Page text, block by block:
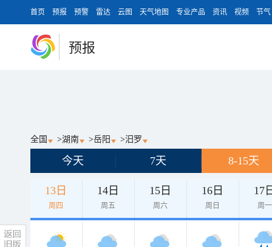
首页 预报 预警 雷达 云图 天气地图 专业产品 资讯 视频 节气
预报
全国 >湖南 >岳阳 >汨罗
今天 7天 8-15天
13日
周四
14日
周五
15日
周六
16日
周日
17
周一